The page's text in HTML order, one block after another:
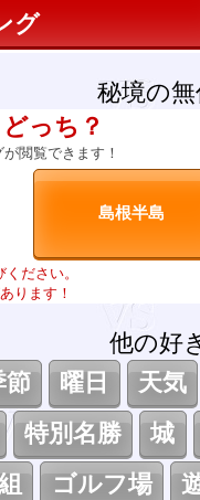
グ
秘境の
っち？
閲覧できます！
ださい。
ります！
他の好
節 曜日
天気
特別名勝
城
ゴルフ場